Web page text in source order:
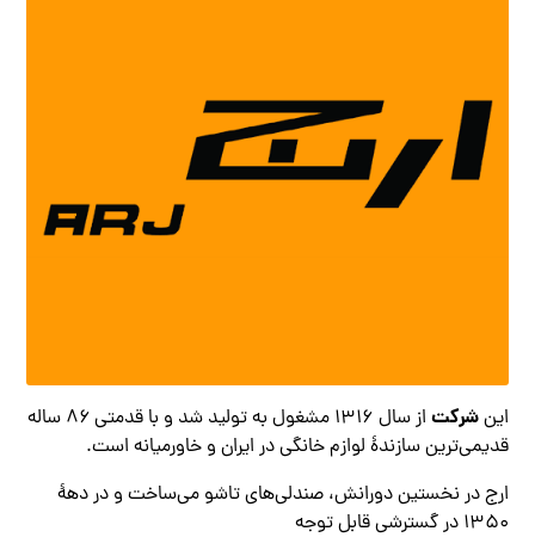
اینشرکت
از سال ۱۳۱۶ مشغول به تولید شد و با قدمتی ۸۶ ساله
قدیمی‌ترین سازندهٔ لوازم خانگی در ایران و خاورمیانه است.
ارج در نخستین دورانش، صندلی‌های تاشو می‌ساخت و در دههٔ
۱۳۵۰ در گسترشی قابل توجه